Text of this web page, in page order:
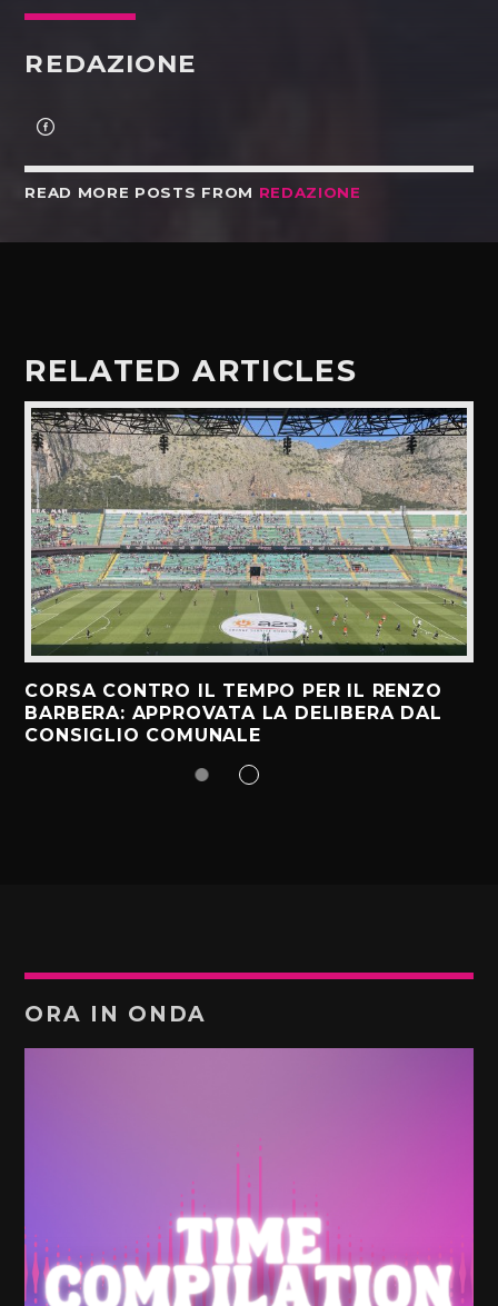
REDAZIONE
READ MORE POSTS FROM REDAZIONE
RELATED ARTICLES
CORSA CONTRO IL TEMPO PER IL RENZO
BARBERA: APPROVATA LA DELIBERA DAL
CONSIGLIO COMUNALE
ORA IN ONDA